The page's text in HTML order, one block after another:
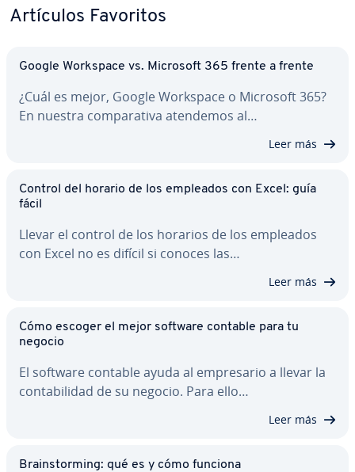
Artículos Favoritos
Google Workspace vs. Microsoft 365 frente a frente
¿Cuál es mejor, Google Workspace o Microsoft 365?
En nuestra co­m­pa­ra­ti­va atendemos al…
Leer más
Control del horario de los empleados con Excel: guía
fácil
Llevar el control de los horarios de los empleados
con Excel no es difícil si conoces las…
Leer más
Cómo escoger el mejor software contable para tu
negocio
El software contable ayuda al em­pre­sa­rio a llevar la
co­n­ta­bi­li­dad de su negocio. Para ello…
Leer más
Brai­n­s­to­r­mi­ng: qué es y cómo funciona